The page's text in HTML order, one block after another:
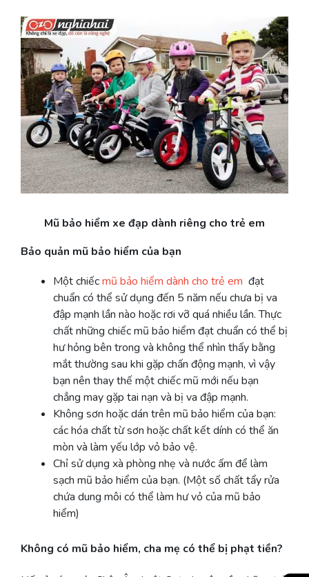
Mũ bảo hiểm xe đạp dành riêng cho trẻ em
Bảo quản mũ bảo hiểm của bạn
Một chiếcmũ bảo hiểm dành cho trẻ em đạt
chuẩn có thể sử dụng đến 5 năm nếu chưa bị va
đập mạnh lần nào hoặc rơi vỡ quá nhiều lần. Thực
chất những chiếc mũ bảo hiểm đạt chuẩn có thể bị
hư hỏng bên trong và không thể nhìn thấy bằng
mắt thường sau khi gặp chấn động mạnh, vì vậy
bạn nên thay thế một chiếc mũ mới nếu bạn
chẳng may gặp tai nạn và bị va đập mạnh.
Không sơn hoặc dán trên mũ bảo hiểm của bạn:
các hóa chất từ ​​sơn hoặc chất kết dính có thể ăn
mòn và làm yếu lớp vỏ bảo vệ.
Chỉ sử dụng xà phòng nhẹ và nước ấm để làm
sạch mũ bảo hiểm của bạn. (Một số chất tẩy rửa
chứa dung môi có thể làm hư vỏ của mũ bảo
hiểm)
Không có mũ bảo hiểm, cha mẹ có thể bị phạt tiền?